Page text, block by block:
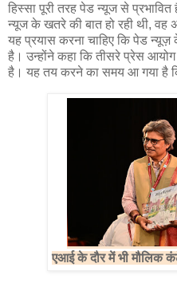
हिस्सा पूरी तरह पेड न्यूज से
न्यूज के खतरे की बात हो रही थी,
यह प्रयास करना चाहिए कि पेड
है। उन्होंने कहा कि तीसरे प्रेस
है। यह तय करने का समय आ गया है
एआई के दौर में भी मौलिक